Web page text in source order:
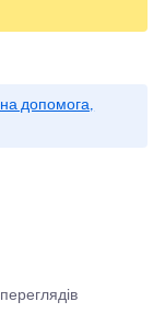
допомога,
переглядів